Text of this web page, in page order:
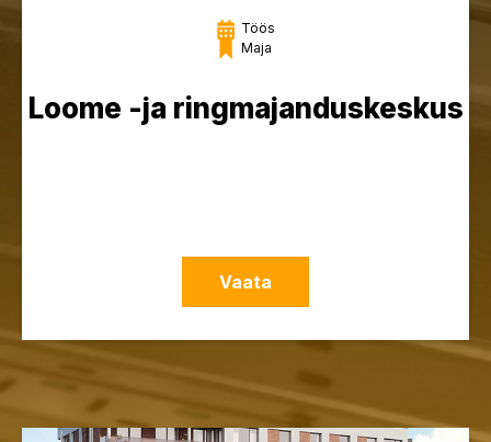
Töös
Maja
Loome -ja ringmajanduskeskus
Vaata